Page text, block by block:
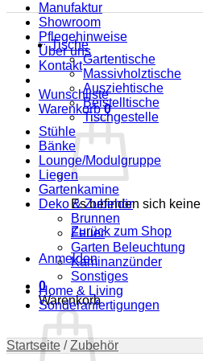
Manufaktur
Showroom
Pflegehinweise
Über uns
Kontakt
Wunschliste
Warenkorb0
Es befinden sich
Zurück zum Shop
Anmelden
0
Warenkorb
Tische
Gartentische
Massivholztische
Ausziehtische
Beistelltische
Tischgestelle
Stühle
Bänke
Lounge/Modulgruppe
Liegen
Gartenkamine
Deko & Zubehör
Brunnen
Feuer
Garten Beleuchtung
Kaminanzünder
Sonstiges
Home & Living
Sonderanfertigungen
Startseite / Zubehör